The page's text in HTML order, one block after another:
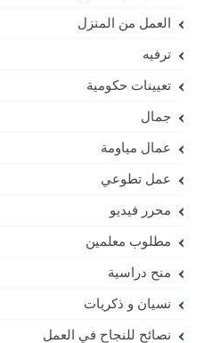
العمل من المنزل
ترفيه
تعيينات حكومية
جمال
عمال مياومة
عمل تطوعي
محرر فيديو
مطلوب معلمين
منح دراسية
نسيان و ذكريات
نصائح للنجاح في العمل